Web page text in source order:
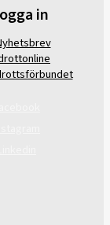
in